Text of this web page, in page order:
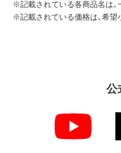
※記載されている各商品名は、
※記載されている価格は、希望
公